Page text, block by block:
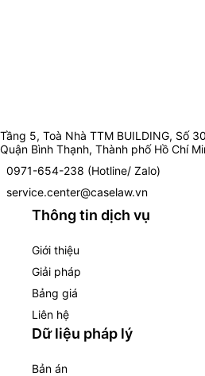
Tầng 5, Toà Nhà TTM BUILDING, Số
Quận Bình Thạnh, Thành phố Hồ Chí
0971-654-238 (Hotline/ Zalo)
service.center@caselaw.vn
Thông tin dịch vụ
Giới thiệu
Giải pháp
Bảng giá
Liên hệ
Dữ liệu pháp lý
Bản án